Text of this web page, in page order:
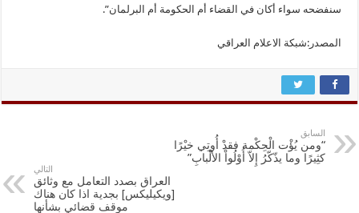
سنفضحه سواء أكان في القضاء أم الحكومة أم البرلمان”.
المصدر:شبكة الاعلام العراقي
السابق
“ومن يُؤْت الْحِكْمة فقدْ أُوتِي خيْرًا
كثِيرًا وما يذّكّرُ إِلاّ أُوْلُواْ الألْبابِ”
التالي
العراق بصدد التعامل مع وثائق
[ويكيليكس] بجدية اذا كان هناك
موقف قضائي بشأنها